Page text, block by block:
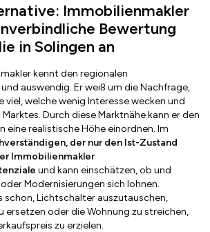
Immobilienmakler
Bewertung
in Solingen an
kennt den regionalen
auswendig. Er weiß um die Nachfrage,
viel, welche wenig Interesse wecken und
Durch diese Marktnähe kann er den
eine realistische Höhe einordnen. Im
der nur den Ist-Zustand
Immobilienmakler
und kann einschätzen, ob und
Modernisierungen sich lohnen.
schon, Lichtschalter auszutauschen,
ersetzen oder die Wohnung zu streichen,
zu erzielen.